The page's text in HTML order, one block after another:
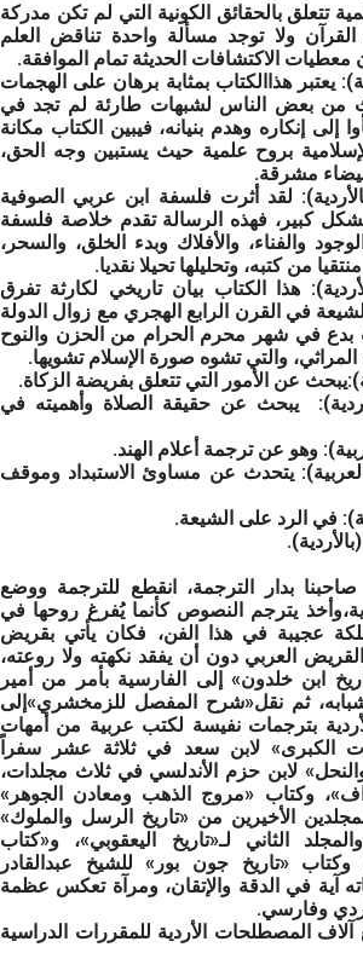
تتعلق بالحقائق الكونية التي لم تكن مدركة
ولا توجد مسألة واحدة تناقض العلم
معطيات الاكتشافات الحديثة تمام الموافقة.
: يعتبر هذاالكتاب بمثابة برهان على الهجمات
من بعض الناس لشبهات طارئة لم تجد في
إلى إنكاره وهدم بنيانه، فيبين الكتاب مكانة
بروح علمية حيث يستبين وجه الحق،
مشرقة.
: لقد أثرت فلسفة ابن عربي الصوفية
كبير، فهذه الرسالة تقدم خلاصة فلسفة
والفناء، والأفلاك وبدء الخلق، والسحر،
من كتبه، وتحليلها تحيلا نقديا.
: هذا الكتاب بيان تاريخي لكارثة تفرق
في القرن الرابع الهجري مع زوال الدولة
بدع في شهر محرم الحرام من الحزن والنوح
المراثي، والتي تشوه صورة الإسلام تشويها.
:يبحث عن الأمور التي تتعلق بفريضة الزكاة.
يبحث عن حقيقة الصلاة وأهميته في
وهو عن ترجمة أعلام الهند.
يتحدث عن مساوئ الاستبداد وموقف
في الرد على الشيعة.
(بالأردية).
بدار الترجمة، انقطع للترجمة ووضع
يترجم النصوص كأنما يُفرغ روحها في
عجيبة في هذا الفن، فكان يأتي بقريض
العربي دون أن يفقد نكهته ولا روعته،
ابن خلدون» إلى الفارسية بأمر من أمير
ثم نقل«شرح المفصل للزمخشري»إلى
بترجمات نفيسة لكتب عربية من أمهات
الكبرى» لابن سعد في ثلاثة عشر سفراً
لابن حزم الأندلسي في ثلاث مجلدات،
وكتاب «مروج الذهب ومعادن الجوهر»
الأخيرين من «تاريخ الرسل والملوك»
الثاني لـ«تاريخ اليعقوبي»، و«كتاب
وكتاب «تاريخ جون بور» للشيخ عبدالقادر
آية في الدقة والإتقان، ومرآة تعكس عظمة
وفارسي.
المصطلحات الأردية للمقررات الدراسية